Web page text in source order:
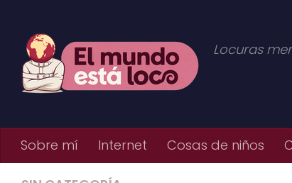
Locuras
Sobre mí Internet Cosas de niños